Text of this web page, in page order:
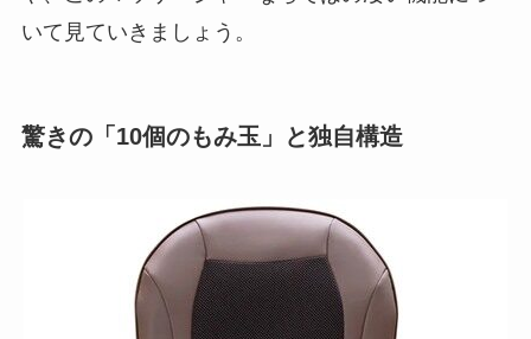
いて見ていきましょう。
驚きの「10個のもみ玉」と独自構造